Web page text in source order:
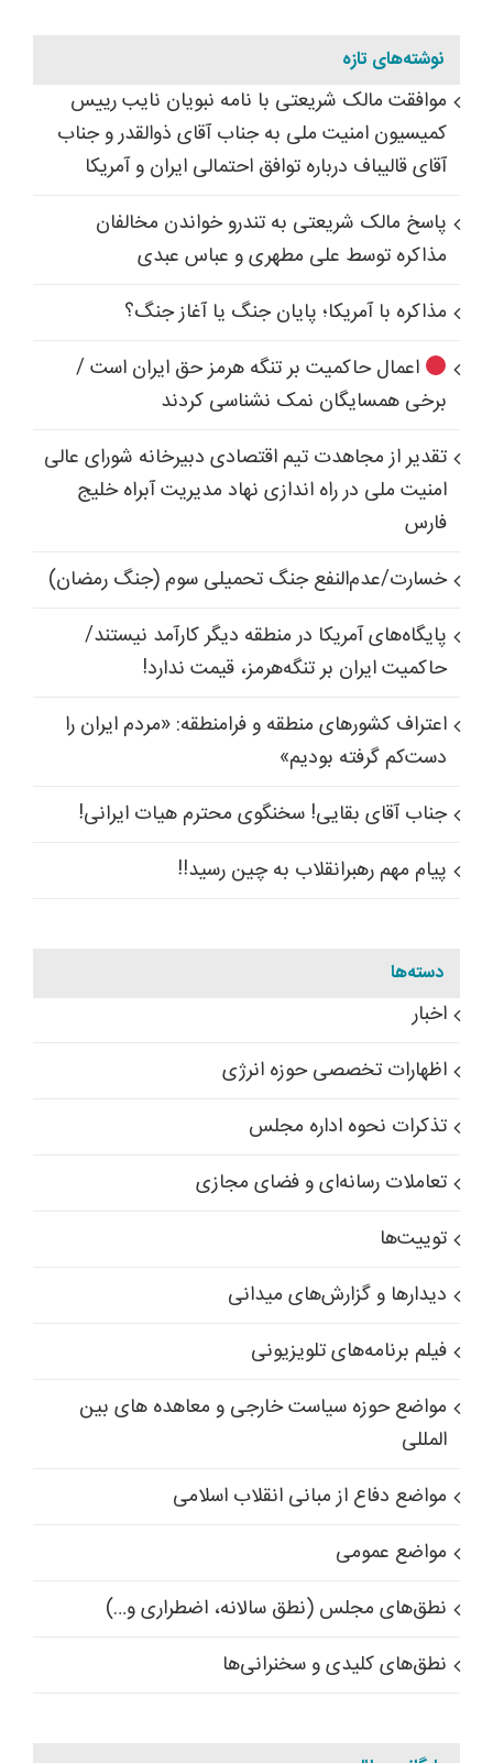
نوشته‌های تازه
موافقت مالک شریعتی با نامه نبویان نایب رییس
کمیسیون امنیت ملی به جناب آقای ذوالقدر و جناب
آقای قالیباف درباره توافق احتمالی ایران و آمریکا
پاسخ مالک شریعتی به تندرو خواندن مخالفان
مذاکره توسط علی مطهری و عباس عبدی
مذاکره با آمریکا؛ پایان جنگ یا آغاز جنگ؟
اعمال حاکمیت بر تنگه هرمز حق ایران است /
برخی همسایگان نمک نشناسی کردند
تقدیر از مجاهدت تیم اقتصادی دبیرخانه شورای عالی
امنیت ملی در راه اندازی نهاد مدیریت آبراه خلیج
فارس
خسارت/عدم‌النفع جنگ تحمیلی سوم (جنگ رمضان)
پایگاه‌های آمریکا در منطقه دیگر کارآمد نیستند/
حاکمیت ایران بر تنگه‌هرمز، قیمت ندارد!
اعتراف کشورهای منطقه و فرامنطقه: «مردم ایران را
دست‌کم گرفته بودیم»
جناب آقای بقایی! سخنگوی محترم هیات ایرانی!
پیام مهم رهبرانقلاب به چین رسید!!
دسته‌ها
اخبار
اظهارات تخصصی حوزه انرژی
تذکرات نحوه اداره مجلس
تعاملات رسانه‌ای و فضای مجازی
توییت‌ها
دیدارها و گزارش‌های میدانی
فیلم برنامه‌های تلویزیونی
مواضع حوزه سیاست خارجی و معاهده های بین
المللی
مواضع دفاع از مبانی انقلاب اسلامی
مواضع عمومی
نطق‌های مجلس (نطق سالانه، اضطراری و…)
نطق‌های کلیدی و سخنرانی‌ها